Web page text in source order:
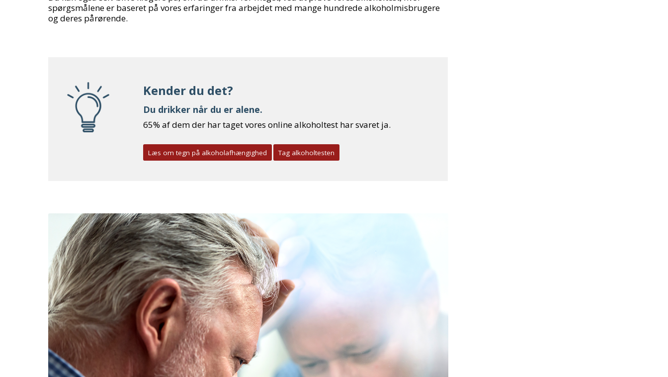
spørgsmålene er baseret på vores erfaringer fra arbejdet med mange hundrede alkoholmisbrugere
og deres pårørende.
Kender du det?
Du drikker når du er alene.
65% af dem der har taget vores online alkoholtest har svaret ja.
Læs om tegn på alkoholafhængighed Tag alkoholtesten